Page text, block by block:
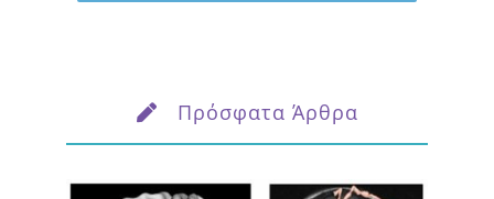
Πρόσφατα Άρθρα